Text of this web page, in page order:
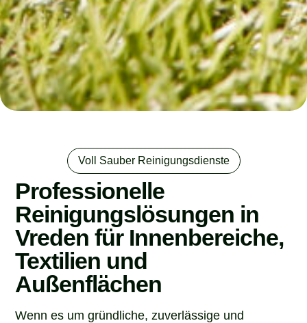
Voll Sauber Reinigungsdienste
Professionelle
Reinigungslösungen in
Vreden für Innenbereiche,
Textilien und
Außenflächen
Wenn es um gründliche, zuverlässige und